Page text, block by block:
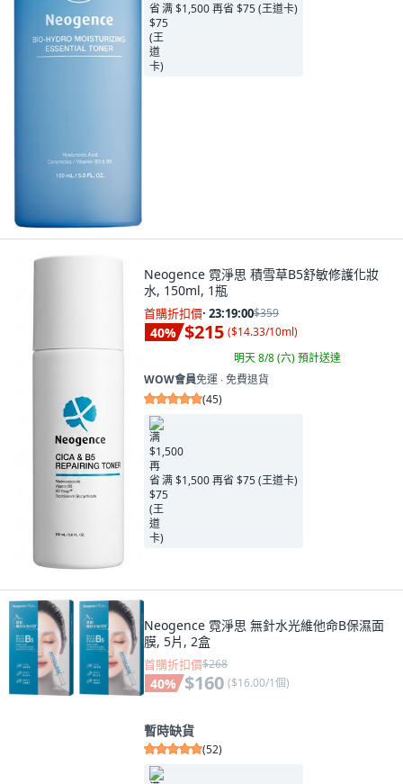
满 $1,500 再省 $75 (王道卡)
Neogence 霓淨思 積雪草B5舒敏修護化妝
水, 150ml, 1瓶
首購折扣價· 23:18:58$359
40% $215 ($14.33/10ml)
明天 8/8 (六)預計送達
WOW會員免運 ∙ 免費退貨
(45)
满 $1,500 再省 $75 (王道卡)
Neogence 霓淨思 無針水光維他命B保濕面
膜, 5片, 2盒
首購折扣價$268
40% $160 ($16.00/1個)
暫時缺貨
(52)